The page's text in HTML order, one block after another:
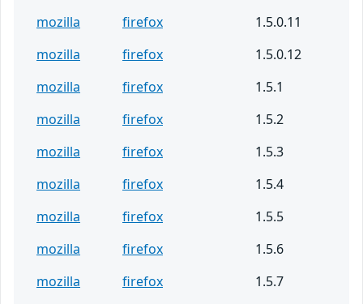
mozilla
firefox
1.5.0.11
mozilla
firefox
1.5.0.12
mozilla
firefox
1.5.1
mozilla
firefox
1.5.2
mozilla
firefox
1.5.3
mozilla
firefox
1.5.4
mozilla
firefox
1.5.5
mozilla
firefox
1.5.6
mozilla
firefox
1.5.7